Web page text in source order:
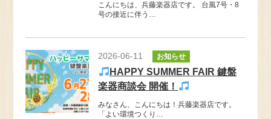
こんにちは、兵藤楽器店です。 台風7号・8
号の接近に伴う…
2026-06-11 お知らせ
HAPPY SUMMER FAIR 鍵盤
楽器商談会 開催！
みなさん、こんにちは！兵藤楽器店です。
「よい環境つくり…